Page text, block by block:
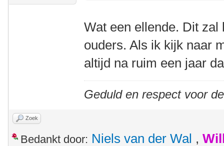
Wat een ellende. Dit
ouders. Als ik kijk naar
altijd na ruim een jaar
Geduld en respect voor
Zoek
Bedankt door: Niels van der Wal ,